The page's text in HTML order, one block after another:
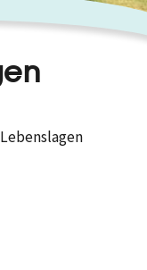
Lebenslagen